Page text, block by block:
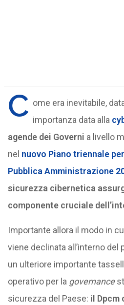
C ome era inevitabile,
importanza data alla
agende dei Governi a livello
nel nuovo Piano triennale
Pubblica Amministrazione
sicurezza cibernetica
componente cruciale
Importante allora il modo in
viene declinata all’interno del
un ulteriore importante
operativo per la governance
sicurezza del Paese: il Dpcm